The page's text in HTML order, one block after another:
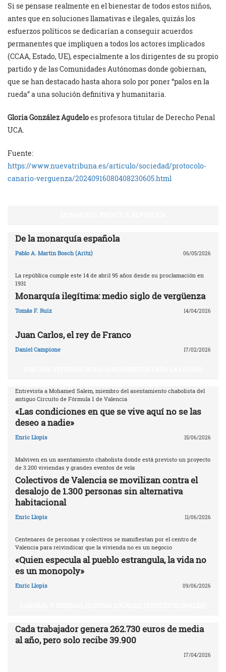
Si se pensase realmente en el bienestar de todos estos niños,
antes que en soluciones llamativas e ilegales, quizás los
esfuerzos políticos se dedicarían a conseguir acuerdos
permanentes que impliquen a todos los actores implicados
(CCAA, Estado, UE), especialmente a los dirigentes de su propio
partido y de las Comunidades Autónomas donde gobiernan,
que se han destacado hasta ahora solo por poner “palos en la
rueda” a una solución definitiva y humanitaria.
Gloria González Agudeloes profesora titular de Derecho Penal
UCA.
Fuente:
https://www.nuevatribuna.es/articulo/sociedad/protocolo-
canario-verguenza/20240916080408230605.html
De la monarquía española
Pablo A. Martin Bosch (Aritz) 06/05/2026
La república cumple este 14 de abril 95 años desde su proclamación en
1931
Monarquía ilegítima: medio siglo de vergüenza
Tomás F. Ruiz 14/04/2026
Juan Carlos, el rey de Franco
Daniel Campione 17/02/2026
Entrevista a Mohamed Salem, miembro del asentamiento chabolista del
antiguo Circuito de Fórmula 1 de Valencia
«Las condiciones en que se vive aquí no se las
deseo a nadie»
Enric Llopis 15/06/2026
Malviven en un asentamiento chabolista donde está previsto un proyecto
de 3.200 viviendas y grandes eventos de vela
Colectivos de Valencia se movilizan contra el
desalojo de 1.300 personas sin alternativa
habitacional
Enric Llopis 11/06/2026
Centenares de personas y colectivos se manifiestan por el centro de
Valencia para reivindicar que la vivienda no es un negocio
«Quien especula al pueblo estrangula, la vida no
es un monopoly»
Enric Llopis 09/06/2026
Cada trabajador genera 262.730 euros de media
al año, pero solo recibe 39.900
17/04/2026